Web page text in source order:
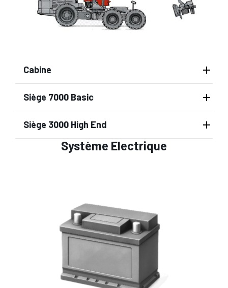
Cabine
Siège 7000 Basic
Siège 3000 High End
Système Electrique